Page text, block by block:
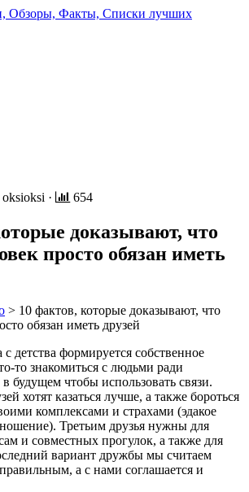
oksioksi · 654
доказывают, что
просто обязан иметь
> 10 фактов, которые доказывают, что
обязан иметь друзей
детства формируется собственное
то знакомиться с людьми ради
будущем чтобы использовать связи.
хотят казаться лучше, а также бороться
комплексами и страхами (эдакое
Третьим друзья нужны для
и совместных прогулок, а также для
вариант дружбы мы считаем
а с нами соглашается и